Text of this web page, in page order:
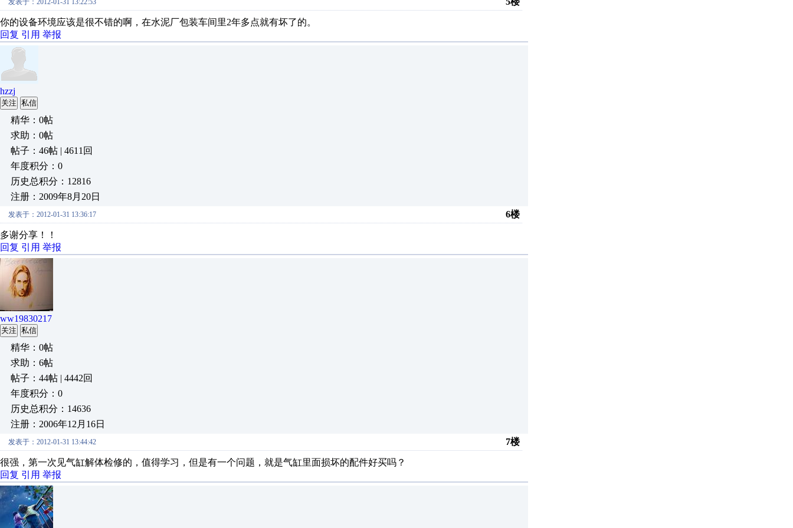
发表于：2012-01-31 13:22:53
你的设备环境应该是很不错的啊，在水泥厂包装车间里2年多点就有坏了的。
回复 引用 举报
hzzj
关注 私信
精华：0帖
求助：0帖
帖子：46帖 | 4611回
年度积分：0
历史总积分：12816
注册：2009年8月20日
发表于：2012-01-31 13:36:17 6楼
多谢分享！！
回复 引用 举报
ww19830217
关注 私信
精华：0帖
求助：6帖
帖子：44帖 | 4442回
年度积分：0
历史总积分：14636
注册：2006年12月16日
发表于：2012-01-31 13:44:42 7楼
很强，第一次见气缸解体检修的，值得学习，但是有一个问题，就是气缸里面损坏的配件好买吗？
回复 引用 举报